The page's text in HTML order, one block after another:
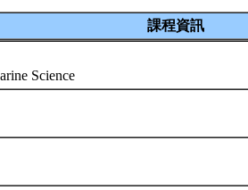
課程資訊
Science